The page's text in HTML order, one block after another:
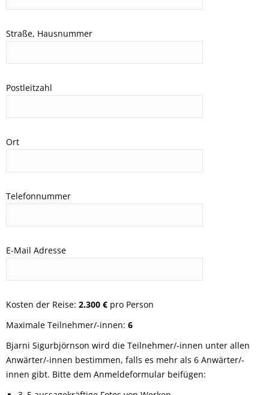
Straße, Hausnummer
Postleitzahl
Ort
Telefonnummer
E-Mail Adresse
Kosten der Reise: 2.300 € pro Person
Maximale Teilnehmer/-innen: 6
Bjarni Sigurbjörnson wird die Teilnehmer/-innen unter allen
Anwärter/-innen bestimmen, falls es mehr als 6 Anwärter/-
innen gibt. Bitte dem Anmeldeformular beifügen: